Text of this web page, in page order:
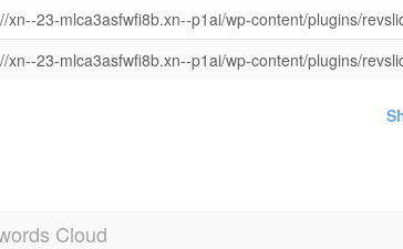
//xn--23-mlca3asfwfi8b.xn--p1ai/wp-content/plugins/
//xn--23-mlca3asfwfi8b.xn--p1ai/wp-content/plugins/
Cloud